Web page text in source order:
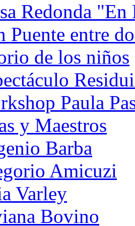
Redonda
Puente entre
de los niños
Paula
y Maestros
Barba
Amicuzi
Varley
Bovino